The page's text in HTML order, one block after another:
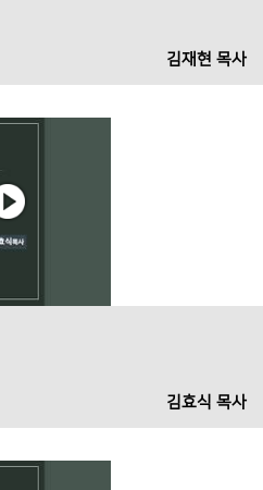
김재현 목사
김효식 목사